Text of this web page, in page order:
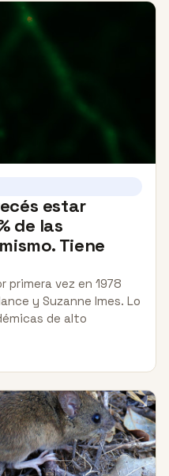
estar
de las
Tiene
vez en 1978
y Suzanne Imes. Lo
de alto